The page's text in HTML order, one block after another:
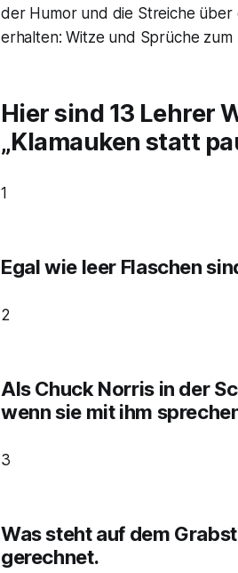
der Humor und die Streiche
erhalten: Witze und Sprüche
Hier sind 13 Lehrer
„Klamauken statt
1
Egal wie leer Flaschen
2
Als Chuck Norris in der
wenn sie mit ihm
3
Was steht auf dem
gerechnet.